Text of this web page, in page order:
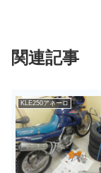
関連記事
KLE250アネーロ